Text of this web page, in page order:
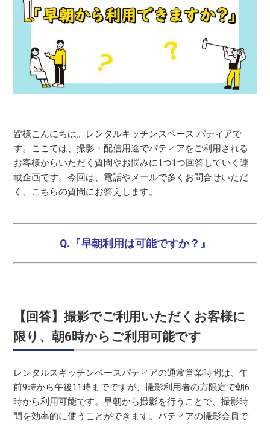
皆様こんにちは。レンタルキッチンスペース パティアで
す。ここでは、撮影・配信用途でパティアをご利用される
お客様からいただく質問やお悩みに1つ1つ回答していく連
載企画です。今回は、電話やメールで多くお問合せいただ
く、こちらの質問にお答えします。
Q.『早朝利用は可能ですか？』
【回答】撮影でご利用いただくお客様に
限り、朝6時からご利用可能です
レンタルスキッチンペースパティアの通常営業時間は、午
前9時から午後11時までですが、撮影利用者の方限定で朝6
時から利用可能です。早朝から撮影を行うことで、撮影時
間を効率的に使うことができます。パティアの撮影会員で